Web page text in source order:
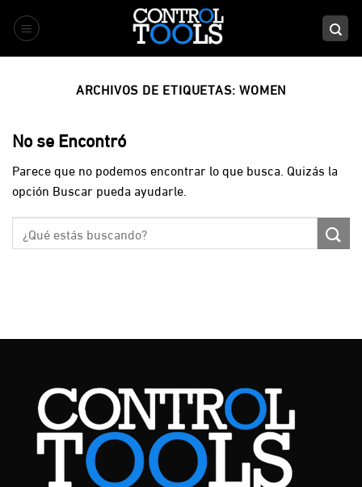
ARCHIVOS DE ETIQUETAS:WOMEN
No se Encontró
Parece que no podemos encontrar lo que busca. Quizás la
opción Buscar pueda ayudarle.